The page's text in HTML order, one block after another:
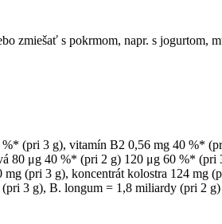
zmiešať s pokrmom, napr. s jogurtom,
(pri 3 g), vitamín B2 0,56 mg 40 %*
80 μg 40 %* (pri 2 g) 120 μg 60 %* (pri
(pri 3 g), koncentrát kolostra 124 mg
3 g), B. longum = 1,8 miliardy (pri 2